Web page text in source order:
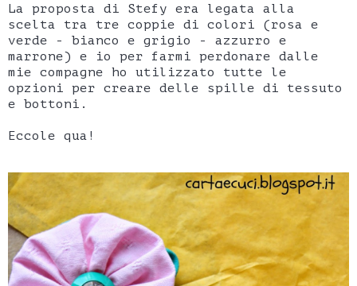
La proposta di Stefy era legata alla
scelta tra tre coppie di colori (rosa e
verde - bianco e grigio - azzurro e
marrone) e io per farmi perdonare dalle
mie compagne ho utilizzato tutte le
opzioni per creare delle spille di tessuto
e bottoni.
Eccole qua!